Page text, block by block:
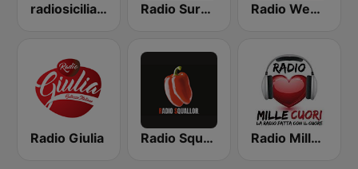
radiosicilia city catania Radio Surace Radio Web Italia
Radio Giulia Radio Squallor Radio Mille Cuori